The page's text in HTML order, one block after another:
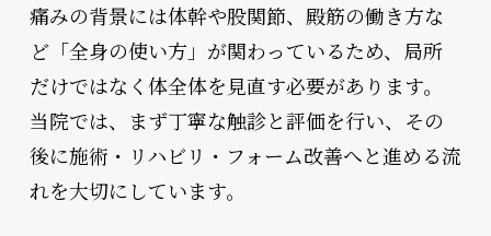
痛みの背景には体幹や股関節、殿筋の働き方な
ど「全身の使い方」が関わっているため、局所
だけではなく体全体を見直す必要があります。
当院では、まず丁寧な触診と評価を行い、その
後に施術・リハビリ・フォーム改善へと進める流
れを大切にしています。